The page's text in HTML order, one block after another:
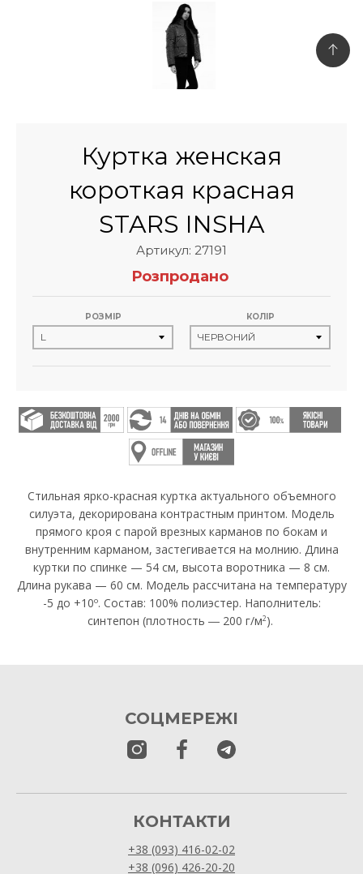
Куртка женская
короткая красная
STARS INSHA
Артикул: 27191
Розпродано
РОЗМІР КОЛІР
Стильная ярко-красная куртка актуального объемного
силуэта, декорирована контрастным принтом. Модель
прямого кроя с парой врезных карманов по бокам и
внутренним карманом, застегивается на молнию. Длина
куртки по спинке — 54 см, высота воротника — 8 см.
Длина рукава — 60 см. Модель рассчитана на температуру
-5 до +10º. Состав: 100% полиэстер. Наполнитель:
синтепон (плотность ― 200 г/м2).
СОЦМЕРЕЖІ
КОНТАКТИ
+38 (093) 416-02-02
+38 (096) 426-20-20